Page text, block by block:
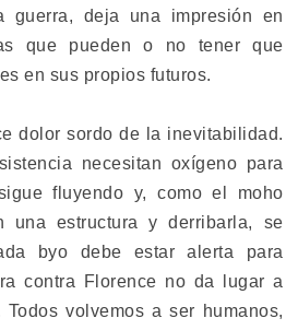
guerra, deja una impresión en
que pueden o no tener que
en sus propios futuros.
dolor sordo de la inevitabilidad.
necesitan oxígeno para
fluyendo y, como el moho
una estructura y derribarla, se
byo debe estar alerta para
contra Florence no da lugar a
volvemos a ser humanos,